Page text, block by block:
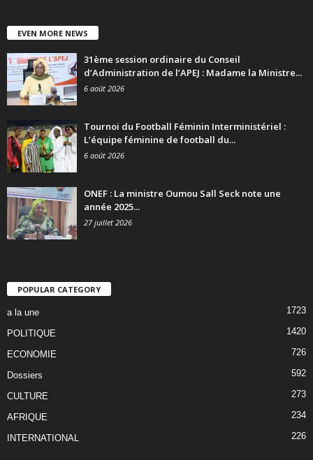
EVEN MORE NEWS
31ème session ordinaire du Conseil
d’Administration de l’APEJ : Madame la Ministre...
6 août 2026
Tournoi du Football Féminin Interministériel :
L’équipe féminine de football du...
6 août 2026
ONEF : La ministre Oumou Sall Seck note une
année 2025...
27 juillet 2026
POPULAR CATEGORY
a la une 1723
POLITIQUE 1420
ECONOMIE 726
Dossiers 592
CULTURE 273
AFRIQUE 234
INTERNATIONAL 226